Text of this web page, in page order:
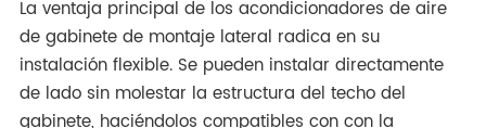
La ventaja principal de los acondicionadores de aire
de gabinete de montaje lateral radica en su
instalación flexible. Se pueden instalar directamente
de lado sin molestar la estructura del techo del
gabinete, haciéndolos compatibles con con la